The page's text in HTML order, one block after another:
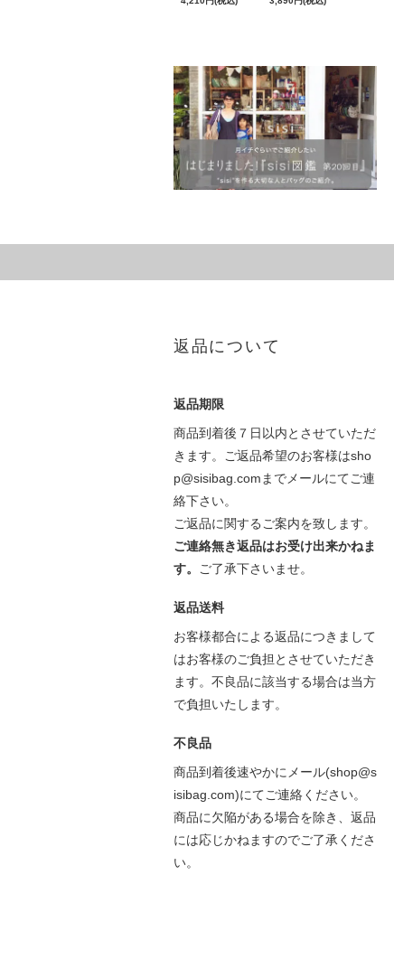
返品について
返品期限
商品到着後７日以内とさせていただ
きます。ご返品希望のお客様はsho
p@sisibag.comまでメールにてご連
絡下さい。
ご返品に関するご案内を致します。
ご連絡無き返品はお受け出来かねま
す。 ご了承下さいませ。
返品送料
お客様都合による返品につきまして
はお客様のご負担とさせていただき
ます。不良品に該当する場合は当方
で負担いたします。
不良品
商品到着後速やかにメール(shop@s
isibag.com)にてご連絡ください。
商品に欠陥がある場合を除き、返品
には応じかねますのでご了承くださ
い。